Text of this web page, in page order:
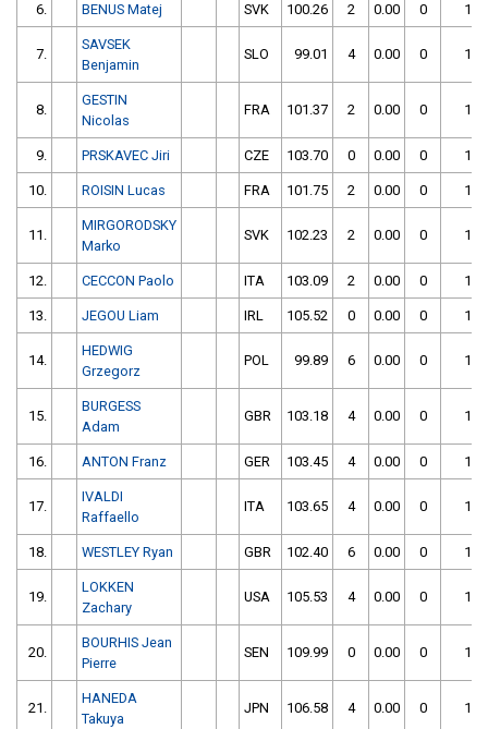
6. BENUS Matej SVK 100.26 2 0.00 0
7.
SAVSEK
Benjamin
SLO 99.01 4 0.00 0
8.
GESTIN
Nicolas
FRA 101.37 2 0.00 0
9. PRSKAVEC Jiri CZE 103.70 0 0.00 0
10. ROISIN Lucas FRA 101.75 2 0.00 0
11.
MIRGORODSKY
Marko
SVK 102.23 2 0.00 0
12. CECCON Paolo ITA 103.09 2 0.00 0
13. JEGOU Liam IRL 105.52 0 0.00 0
14.
HEDWIG
Grzegorz
POL 99.89 6 0.00 0
15.
BURGESS
Adam
GBR 103.18 4 0.00 0
16. ANTON Franz GER 103.45 4 0.00 0
17.
IVALDI
Raffaello
ITA 103.65 4 0.00 0
18. WESTLEY Ryan GBR 102.40 6 0.00 0
19.
LOKKEN
Zachary
USA 105.53 4 0.00 0
20.
BOURHIS Jean
Pierre
SEN 109.99 0 0.00 0
21.
HANEDA
Takuya
JPN 106.58 4 0.00 0